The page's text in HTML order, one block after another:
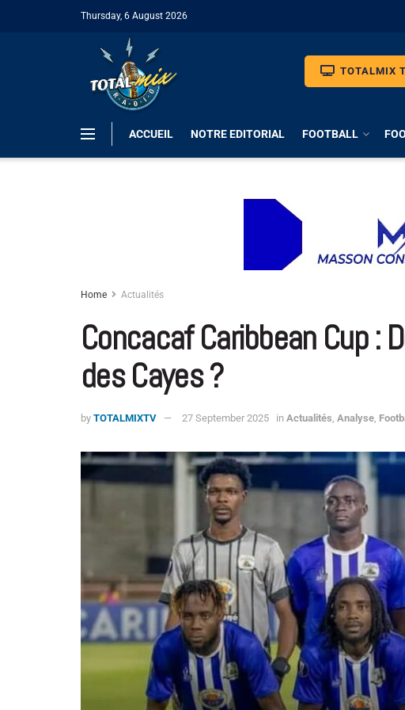
Thursday, 6 August 2026
TOTALMIX
ACCUEIL NOTRE EDITORIAL FOOTBALL
Home Actualités
Concacaf Caribbean Cup :
des Cayes ?
by TOTALMIXTV 27 September 2025 in Actualités Analyse